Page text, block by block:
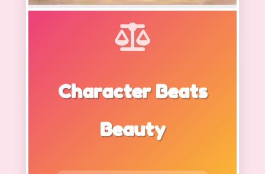
Character Beats
Beauty